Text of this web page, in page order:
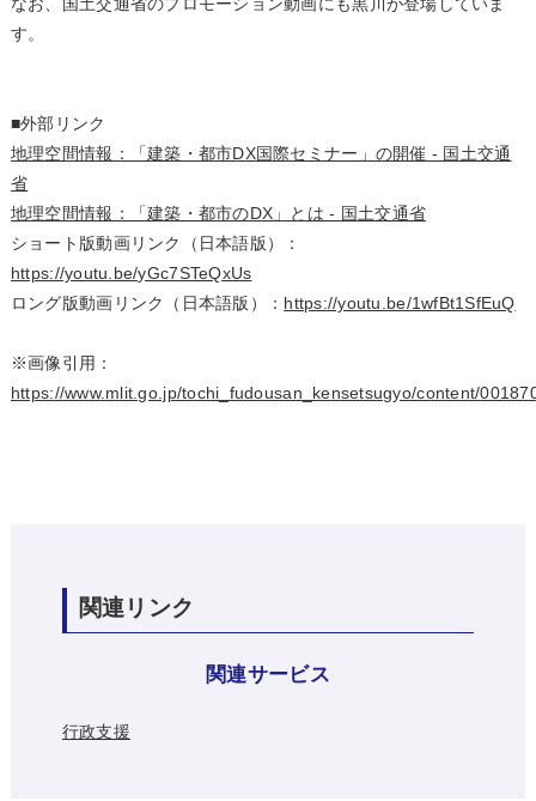
なお、国土交通省のプロモーション動画にも黒川が登場していま
す。
■外部リンク
地理空間情報：「建築・都市DX国際セミナー」の開催 - 国土交通
省
地理空間情報：「建築・都市のDX」とは - 国土交通省
ショート版動画リンク（日本語版）：
https://youtu.be/yGc7STeQxUs
ロング版動画リンク（日本語版）： https://youtu.be/1wfBt1SfEuQ
※画像引用：
https://www.mlit.go.jp/tochi_fudousan_kensetsugyo/content/
関連リンク
関連サービス
行政支援